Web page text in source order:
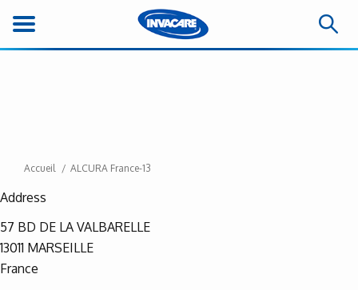
Accueil ALCURA France-13
Address
57 BD DE LA VALBARELLE
13011 MARSEILLE
France